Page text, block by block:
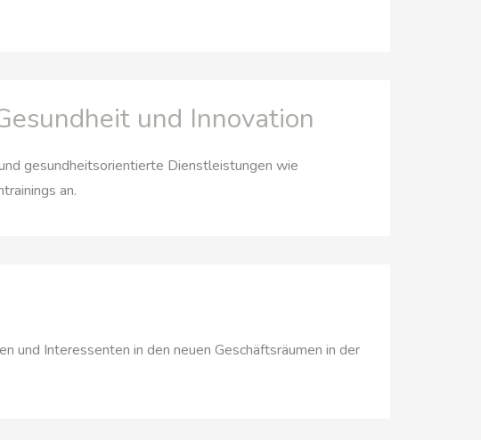
und Innovation
gesundheitsorientierte Dienstleistungen wie
an.
und Interessenten in den neuen Geschäftsräumen in der